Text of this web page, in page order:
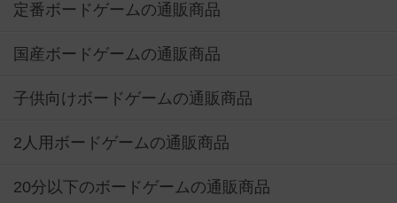
定番ボードゲームの通販商品
国産ボードゲームの通販商品
子供向けボードゲームの通販商品
2人用ボードゲームの通販商品
20分以下のボードゲームの通販商品